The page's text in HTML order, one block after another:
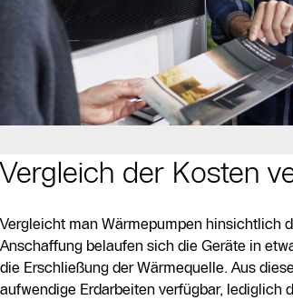
Vergleich der Kosten
Vergleicht man Wärmepumpen hinsichtlich
Anschaffung belaufen sich die Geräte in
die Erschließung der Wärmequelle. Aus
aufwendige Erdarbeiten verfügbar, lediglich